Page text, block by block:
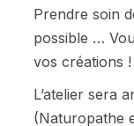
Prendre soin
possible …
vos créations !
L’atelier sera
(Naturopathe